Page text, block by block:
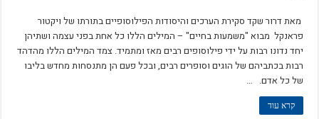
מאת דרור שקד סקירת הערכים והיסודות הפילוסופיים בתורתו של ויקטור
פראנקל מבוא "משמעות בחיים" – המילים הללו כל אחת בפני עצמה ושתיהן
יחד נדונו רבות על ידי פילוסופים רבים מאז ומתמיד. צמד המילים הללו מהדהד
רבות בכתביהם של הוגים וסופרים רבים, ובכל פעם הן מתנסחות מחדש בליבו
של כל אדם. …
קרא עוד